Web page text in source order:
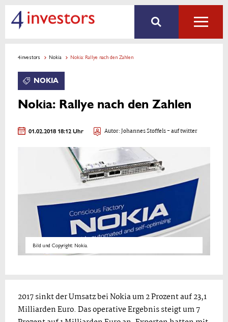
4investors Nokia Nokia: Rallye nach den Zahlen
NOKIA
Nokia: Rallye nach den Zahlen
01.02.2018 18:12 Uhr Autor:Johannes Stoffels- auf twitter
Bild und Copyright: Nokia.
2017 sinkt der Umsatz bei Nokia um 2 Prozent auf 23,1
Milliarden Euro. Das operative Ergebnis steigt um 7